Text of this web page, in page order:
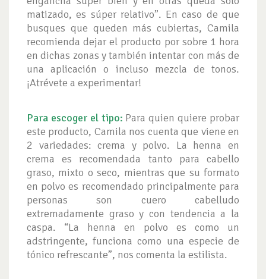
matizado, es súper relativo”. En caso de que
busques que queden más cubiertas, Camila
recomienda dejar el producto por sobre 1 hora
en dichas zonas y también intentar con más de
una aplicación o incluso mezcla de tonos.
¡Atrévete a experimentar!
Para escoger el tipo: Para quien quiere probar
este producto, Camila nos cuenta que viene en
2 variedades: crema y polvo. La henna en
crema es recomendada tanto para cabello
graso, mixto o seco, mientras que su formato
en polvo es recomendado principalmente para
personas son cuero cabelludo
extremadamente graso y con tendencia a la
caspa. “La henna en polvo es como un
adstringente, funciona como una especie de
tónico refrescante”, nos comenta la estilista.